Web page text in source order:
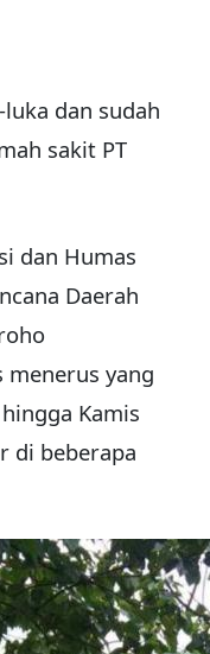
dan sudah
sakit PT
dan Humas
Daerah
yang
Kamis
di beberapa